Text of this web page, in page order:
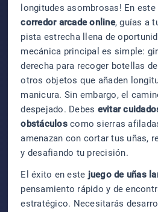
longitudes asombrosas! En
corredor arcade online, guías a
pista estrecha llena de
mecánica principal es simple:
derecha para recoger botellas
otros objetos que añaden
manicura. Sin embargo, el
despejado. Debes evitar
obstáculoscomo sierras
amenazan con cortar tus uñas,
y desafiando tu precisión.
El éxito en este juego de uñas
pensamiento rápido y de
estratégico. Necesitarás